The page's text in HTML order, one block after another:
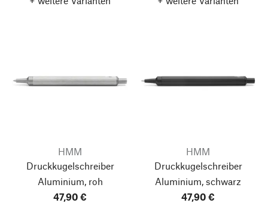
HMM
Druckkugelschreiber
Aluminium, roh
47,90 €
HMM
Druckkugelschreiber
Aluminium, schwarz
47,90 €